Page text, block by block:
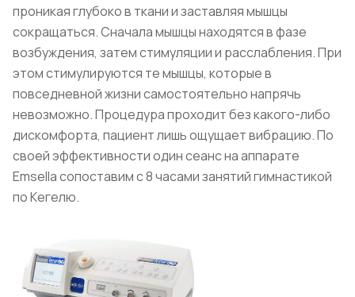
проникая глубоко в ткани и заставляя мышцы
сокращаться. Сначала мышцы находятся в фазе
возбуждения, затем стимуляции и расслабления. При
этом стимулируются те мышцы, которые в
повседневной жизни самостоятельно напрячь
невозможно. Процедура проходит без какого-либо
дискомфорта, пациент лишь ощущает вибрацию. По
своей эффективности один сеанс на аппарате
Emsella сопоставим с 8 часами занятий гимнастикой
по Кегелю.